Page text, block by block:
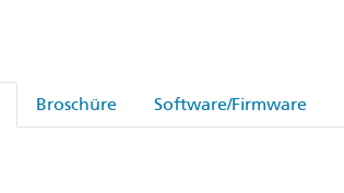
Broschüre Software/Firmware